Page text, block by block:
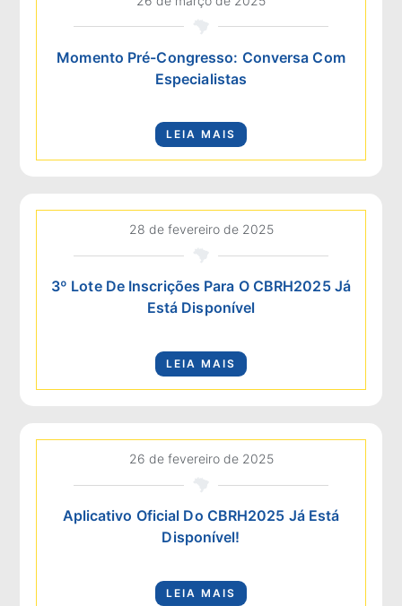
Momento Pré-Congresso: Conversa Com
Especialistas
LEIA MAIS
28 de fevereiro de 2025
3º Lote De Inscrições Para O CBRH2025 Já
Está Disponível
LEIA MAIS
26 de fevereiro de 2025
Aplicativo Oficial Do CBRH2025 Já Está
Disponível!
LEIA MAIS